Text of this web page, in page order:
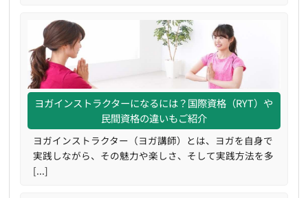
ヨガインストラクターになるには？国際資格（RYT）や
民間資格の違いもご紹介
ヨガインストラクター（ヨガ講師）とは、ヨガを自身で
実践しながら、その魅力や楽しさ、そして実践方法を多
[...]